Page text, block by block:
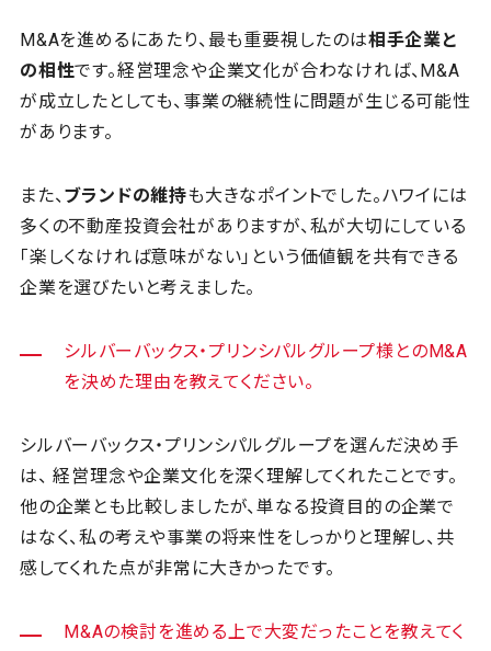
M&Aを進めるにあたり、最も重要視したのは相手企業と
の相性です。経営理念や企業文化が合わなければ、M&A
が成立したとしても、事業の継続性に問題が生じる可能性
があります。
また、ブランドの維持も大きなポイントでした。ハワイには
多くの不動産投資会社がありますが、私が大切にしている
「楽しくなければ意味がない」という価値観を共有できる
企業を選びたいと考えました。
シルバーバックス・プリンシパルグループ様とのM&A
を決めた理由を教えてください。
シルバーバックス・プリンシパルグループを選んだ決め手
は、 経営理念や企業文化を深く理解してくれたことです。
他の企業とも比較しましたが、単なる投資目的の企業で
はなく、私の考えや事業の将来性をしっかりと理解し、共
感してくれた点が非常に大きかったです。
M&Aの検討を進める上で大変だったことを教えてく